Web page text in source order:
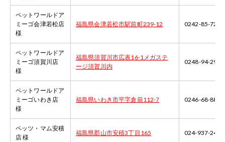
ペットワールドア
ミーゴ会津若松店
様
福島県会津若松市駅前町239-12 0242-85-7222
ペットワールドア
ミーゴ須賀川店
様
福島県須賀川市広表16-1メガステ
ージ須賀川内
0248-94-2988
ペットワールドア
ミーゴいわき店
様
福島県いわき市平字倉前112-7 0246-68-8850
ペッツ・マム安積
店 様
福島県郡山市安積3丁目165 024-937-2410